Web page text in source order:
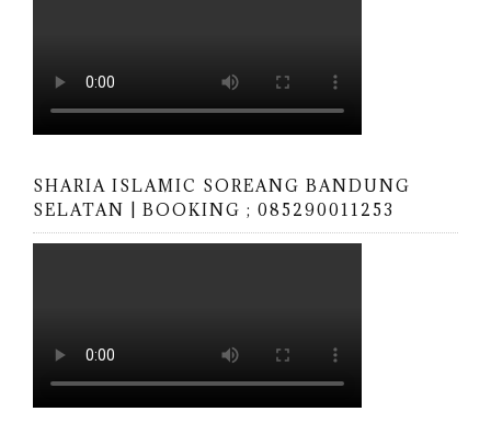
SHARIA ISLAMIC SOREANG BANDUNG
SELATAN | BOOKING ; 085290011253